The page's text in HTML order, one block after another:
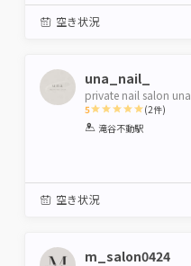
空き状況
una_nail_
private nail salon una
5
1 2 3 4 5
(2件)
滝谷不動駅
空き状況
m_salon0424